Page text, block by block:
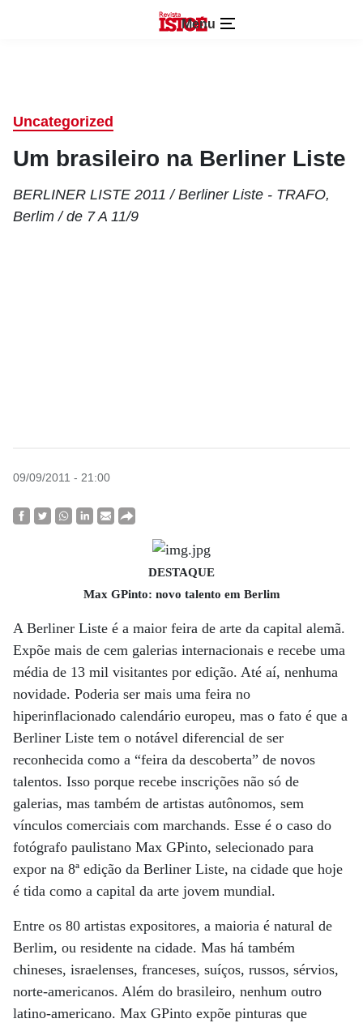
Menu
Uncategorized
Um brasileiro na Berliner Liste
BERLINER LISTE 2011 / Berliner Liste - TRAFO,
Berlim / de 7 A 11/9
09/09/2011 - 21:00
DESTAQUE
Max GPinto: novo talento em Berlim
A Berliner Liste é a maior feira de arte da capital alemã.
Expõe mais de cem galerias internacionais e recebe uma
média de 13 mil visitantes por edição. Até aí, nenhuma
novidade. Poderia ser mais uma feira no
hiperinflacionado calendário europeu, mas o fato é que a
Berliner Liste tem o notável diferencial de ser
reconhecida como a “feira da descoberta” de novos
talentos. Isso porque recebe inscrições não só de
galerias, mas também de artistas autônomos, sem
vínculos comerciais com marchands. Esse é o caso do
fotógrafo paulistano Max GPinto, selecionado para
expor na 8ª edição da Berliner Liste, na cidade que hoje
é tida como a capital da arte jovem mundial.
Entre os 80 artistas expositores, a maioria é natural de
Berlim, ou residente na cidade. Mas há também
chineses, israelenses, franceses, suíços, russos, sérvios,
norte-americanos. Além do brasileiro, nenhum outro
latino-americano. Max GPinto expõe pinturas que